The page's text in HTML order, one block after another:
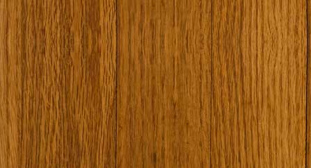
Наши туристически обекти Някой ден… Открит музей
Фото галерия